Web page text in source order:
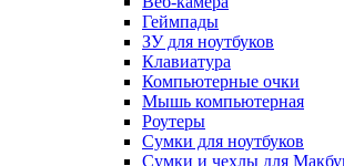
Геймпады
ЗУ для ноутбуков
Клавиатура
Компьютерные очки
Мышь компьютерная
Роутеры
Сумки для ноутбуков
Сумки и чехлы для